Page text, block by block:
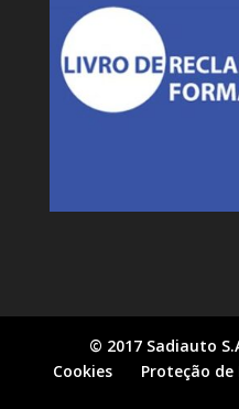
© 2017 Sadiauto
Cookies
Proteção de